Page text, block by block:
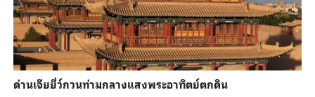
ด่านเจียยี่ว์กวนท่ามกลางแสงพระอาทิตย์ตกดิน